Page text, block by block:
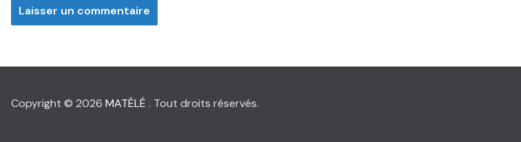
Copyright © 2026 MATÉLÉ . Tout droits réservés.